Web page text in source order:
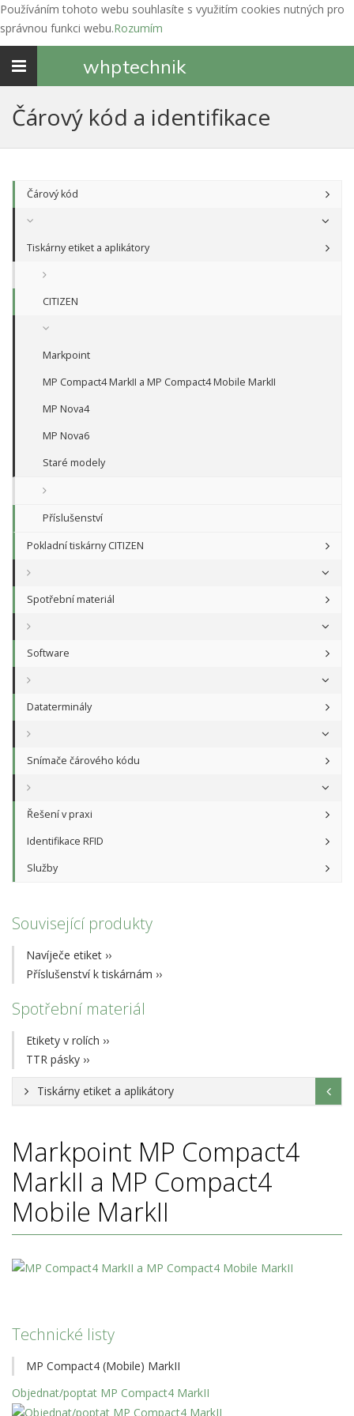
Používáním tohoto webu souhlasíte s využitím cookies nutných pro
správnou funkci webu.Rozumím
Toggle
whptechnik
Čárový kód a identifikace
Čárový kód
Tiskárny etiket a aplikátory
CITIZEN
Markpoint
MP Compact4 MarkII a MP Compact4 Mobile MarkII
MP Nova4
MP Nova6
Staré modely
Příslušenství
Pokladní tiskárny CITIZEN
Spotřební materiál
Software
Dataterminály
Snímače čárového kódu
Řešení v praxi
Identifikace RFID
Služby
Související produkty
Navíječe etiket ››
Příslušenství k tiskárnám ››
Spotřební materiál
Etikety v rolích ››
TTR pásky ››
Tiskárny etiket a aplikátory
Markpoint MP Compact4
MarkII a MP Compact4
Mobile MarkII
Technické listy
MP Compact4 (Mobile) MarkII
Objednat/poptat MP Compact4 MarkII